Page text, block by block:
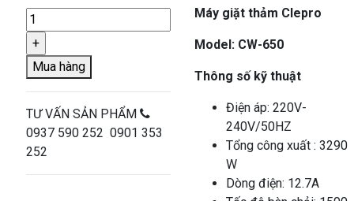
Mua hàng
TƯ VẤN SẢN PHẨM
0937 590 252 0901 353
252
Máy giặt thảm Clepro
Model: CW-650
Thông số kỹ thuật
Điện áp: 220V-
240V/50HZ
Tổng công xuất : 3290
W
Dòng điện: 12.7A